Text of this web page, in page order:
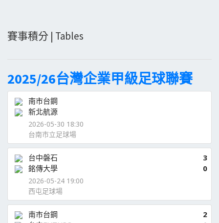
賽事積分 | Tables
2025/26台灣企業甲級足球聯賽
南市台鋼
新北航源
2026-05-30 18:30
台南市立足球場
台中磐石
3
銘傳大學
0
2026-05-24 19:00
西屯足球場
南市台鋼
2